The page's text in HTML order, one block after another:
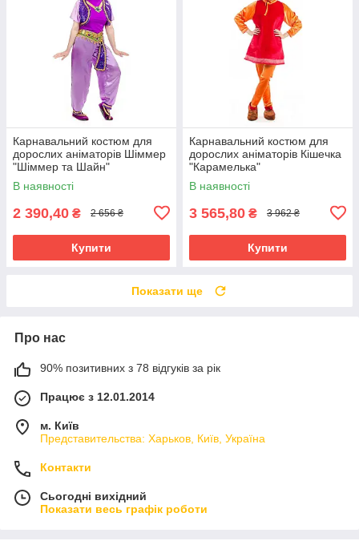
Карнавальний костюм для
дорослих аніматорів Шіммер
"Шіммер та Шайн"
В наявності
2 390,40 ₴ 2 656 ₴
Купити
Карнавальний костюм для
дорослих аніматорів Кішечка
"Карамелька"
В наявності
3 565,80 ₴ 3 962 ₴
Купити
Показати ще
Про нас
90% позитивних з 78 відгуків за рік
Працює з 12.01.2014
м. Київ
Представительства: Харьков, Київ, Україна
Контакти
Сьогодні вихідний
Показати весь графік роботи